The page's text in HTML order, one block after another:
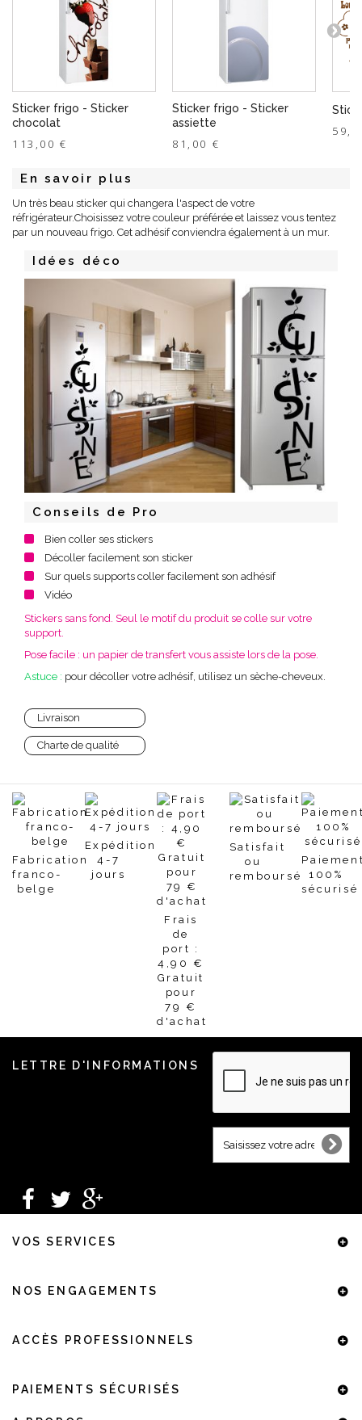
Sticker frigo - Sticker
chocolat
113,00 €
Sticker frigo - Sticker
assiette
81,00 €
En savoir plus
Un très beau sticker qui changera l'aspect de votre
réfrigérateur.Choisissez votre couleur préférée et laissez vous tentez
par un nouveau frigo. Cet adhésif conviendra également à un mur.
Idées déco
Conseils de Pro
Bien coller ses stickers
Décoller facilement son sticker
Sur quels supports coller facilement son adhésif
Vidéo
Stickers sans fond. Seul le motif du produit se colle sur votre
support.
Pose facile : un papier de transfert vous assiste lors de la pose.
Astuce : pour décoller votre adhésif, utilisez un sèche-cheveux.
Livraison
Charte de qualité
Fabrication
franco-
belge
Expédition
4-7
jours
Frais
de
port :
4,90 €
Gratuit
pour
79 €
d'achat
Satisfait
ou
remboursé
100%
sécurisé
LETTRE D'INFORMATIONS
VOS SERVICES
NOS ENGAGEMENTS
ACCÈS PROFESSIONNELS
PAIEMENTS SÉCURISÉS